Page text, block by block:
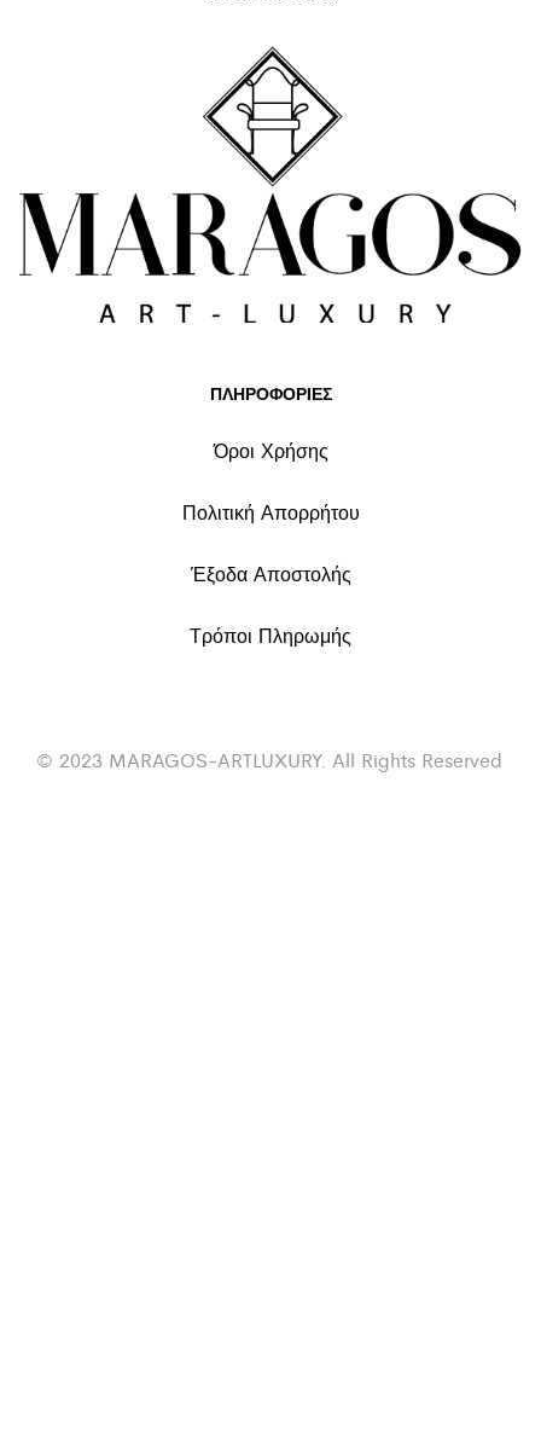
ΠΛΗΡΟΦΟΡΙΕΣ
Όροι Χρήσης
Πολιτική Απορρήτου
Έξοδα Αποστολής
Τρόποι Πληρωμής
© 2023 MARAGOS-ARTLUXURY. All Rights Reserved